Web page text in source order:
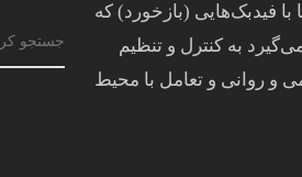
با فيدبک‌هايی (بازخورد) که
به کنترل و تنظيم
و روانی و تعامل با محيط